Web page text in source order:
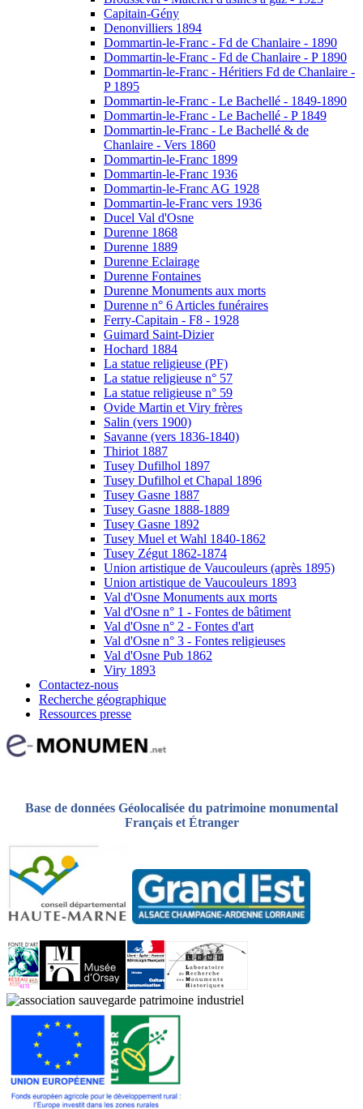
Capitain-Gény
Denonvilliers 1894
Dommartin-le-Franc - Fd de Chanlaire - 1890
Dommartin-le-Franc - Fd de Chanlaire - P 1890
Dommartin-le-Franc - Héritiers Fd de Chanlaire -
P 1895
Dommartin-le-Franc - Le Bachellé - 1849-1890
Dommartin-le-Franc - Le Bachellé - P 1849
Dommartin-le-Franc - Le Bachellé & de
Chanlaire - Vers 1860
Dommartin-le-Franc 1899
Dommartin-le-Franc 1936
Dommartin-le-Franc AG 1928
Dommartin-le-Franc vers 1936
Ducel Val d'Osne
Durenne 1868
Durenne 1889
Durenne Eclairage
Durenne Fontaines
Durenne Monuments aux morts
Durenne n° 6 Articles funéraires
Ferry-Capitain - F8 - 1928
Guimard Saint-Dizier
Hochard 1884
La statue religieuse (PF)
La statue religieuse n° 57
La statue religieuse n° 59
Ovide Martin et Viry frères
Salin (vers 1900)
Savanne (vers 1836-1840)
Thiriot 1887
Tusey Dufilhol 1897
Tusey Dufilhol et Chapal 1896
Tusey Gasne 1887
Tusey Gasne 1888-1889
Tusey Gasne 1892
Tusey Muel et Wahl 1840-1862
Tusey Zégut 1862-1874
Union artistique de Vaucouleurs (après 1895)
Union artistique de Vaucouleurs 1893
Val d'Osne Monuments aux morts
Val d'Osne n° 1 - Fontes de bâtiment
Val d'Osne n° 2 - Fontes d'art
Val d'Osne n° 3 - Fontes religieuses
Val d'Osne Pub 1862
Viry 1893
Contactez-nous
Recherche géographique
Ressources presse
Base de données Géolocalisée du patrimoine monumental
Français et Étranger